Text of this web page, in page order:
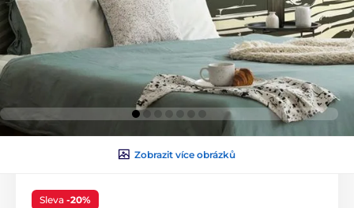
Zobrazit více obrázků
Sleva -20%